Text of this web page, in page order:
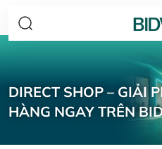
DIRECT SHOP – GIẢI
HÀNG NGAY TRÊN